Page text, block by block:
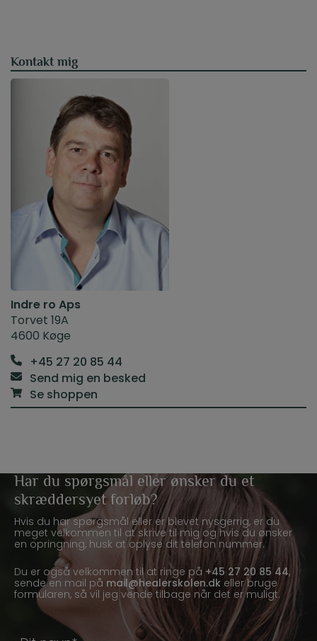
Kontakt mig
Indre ro Aps
Torvet 19A
4600 Køge
+45 27 20 85 44
Send mig en besked
Se shoppen
Har du spørgsmål eller ønsker du et
skræddersyet forløb?
Hvis du har spørgsmål eller er blevet nysgerrig, er du
meget velkommen til at skrive til mig og hvis du ønsker
en opringning, husk at oplyse dit telefon nummer.
Du er også velkommen til at ringe på +45 27 20 85 44,
sende en mail på mail@healerskolen.dk eller bruge
formularen, så vil jeg vende tilbage når det er muligt.